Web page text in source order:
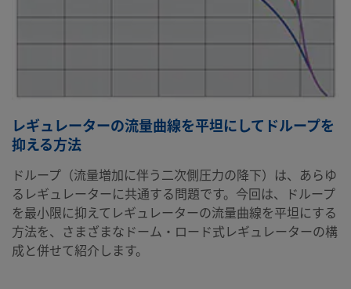
レギュレーターの流量曲線を平坦にしてドループを
抑える方法
ドループ（流量増加に伴う二次側圧力の降下）は、あらゆ
るレギュレーターに共通する問題です。今回は、ドループ
を最小限に抑えてレギュレーターの流量曲線を平坦にする
方法を、さまざまなドーム・ロード式レギュレーターの構
成と併せて紹介します。